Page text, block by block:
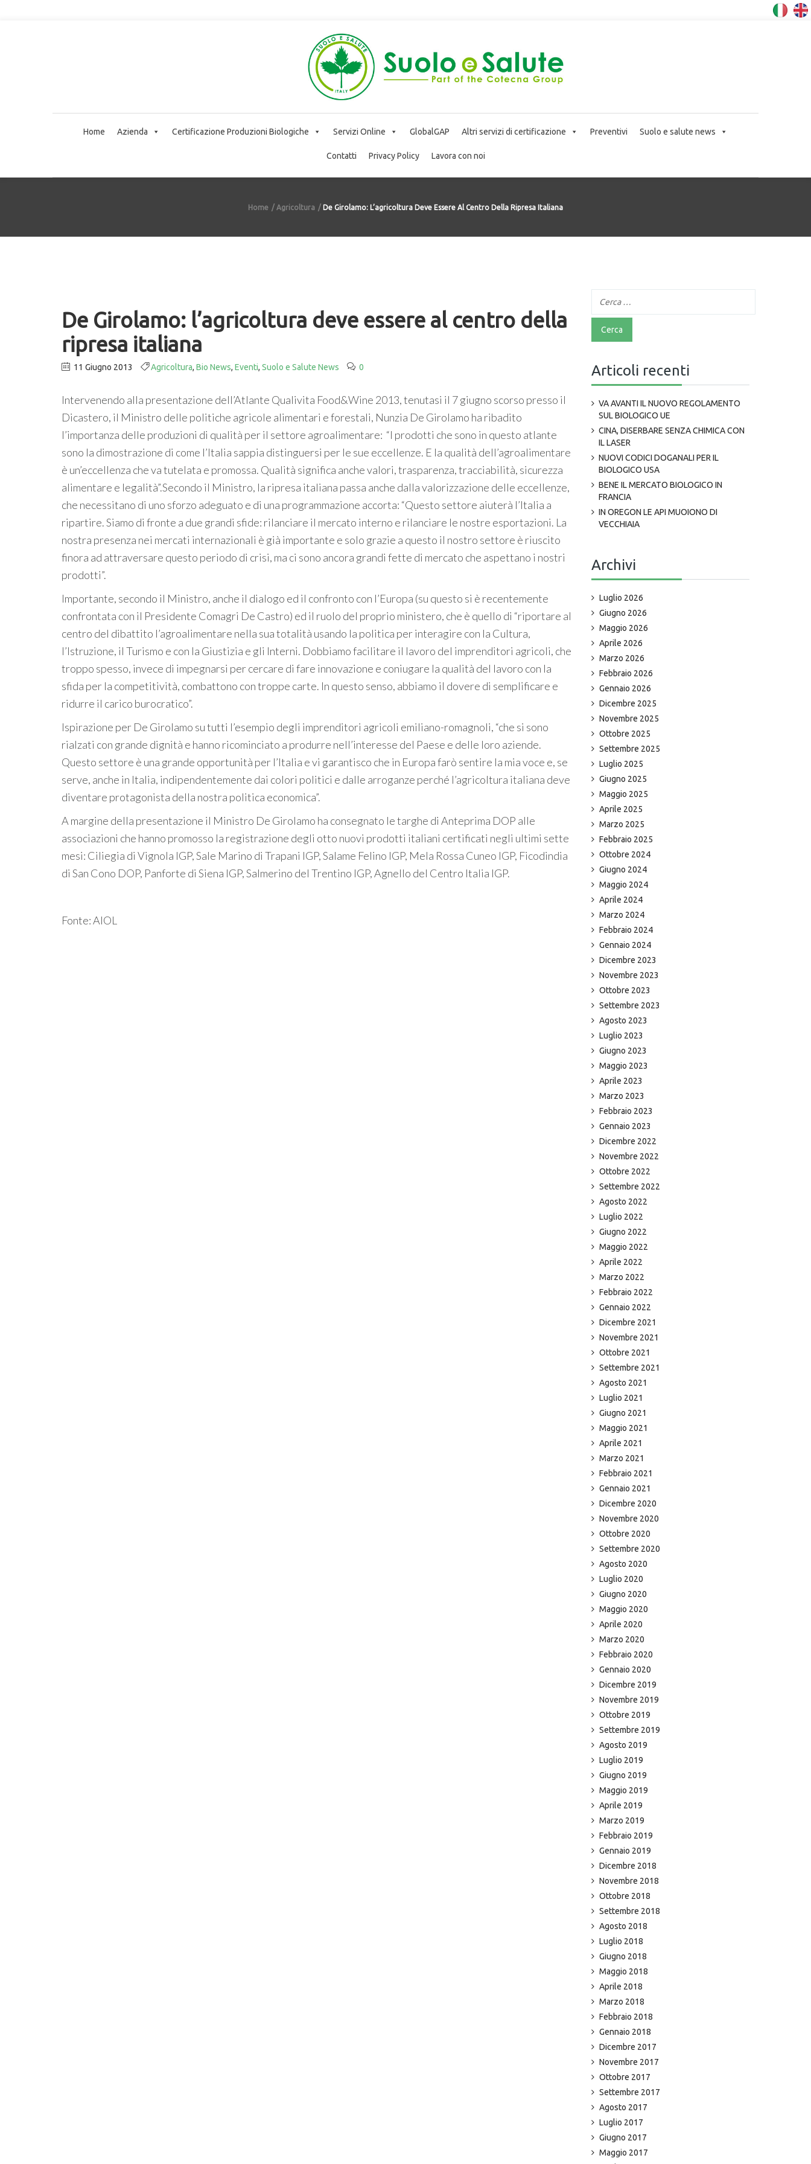
Home Azienda Certificazione Produzioni Biologiche Servizi Online GlobalGAP Altri servizi di certificazione Preventivi Suolo e salute news
Contatti Privacy Policy Lavora con noi
Home Agricoltura De Girolamo: L’agricoltura Deve Essere Al Centro Della Ripresa Italiana
De Girolamo: l’agricoltura deve essere al centro della
ripresa italiana
11 Giugno 2013 Agricoltura, Bio News, Eventi, Suolo e Salute News 0
Intervenendo alla presentazione dell’Atlante Qualivita Food&Wine 2013, tenutasi il 7 giugno scorso presso il
Dicastero, il Ministro delle politiche agricole alimentari e forestali, Nunzia De Girolamo ha ribadito
l’importanza delle produzioni di qualità per il settore agroalimentare: “I prodotti che sono in questo atlante
sono la dimostrazione di come l’Italia sappia distinguersi per le sue eccellenze. E la qualità dell’agroalimentare
è un’eccellenza che va tutelata e promossa. Qualità significa anche valori, trasparenza, tracciabilità, sicurezza
alimentare e legalità”.Secondo il Ministro, la ripresa italiana passa anche dalla valorizzazione delle eccellenze,
che necessitano di uno sforzo adeguato e di una programmazione accorta: “Questo settore aiuterà l’Italia a
ripartire. Siamo di fronte a due grandi sfide: rilanciare il mercato interno e rilanciare le nostre esportazioni. La
nostra presenza nei mercati internazionali è già importante e solo grazie a questo il nostro settore è riuscito
finora ad attraversare questo periodo di crisi, ma ci sono ancora grandi fette di mercato che aspettano i nostri
prodotti”.
Importante, secondo il Ministro, anche il dialogo ed il confronto con l’Europa (su questo si è recentemente
confrontata con il Presidente Comagri De Castro) ed il ruolo del proprio ministero, che è quello di “riportare al
centro del dibattito l’agroalimentare nella sua totalità usando la politica per interagire con la Cultura,
l’Istruzione, il Turismo e con la Giustizia e gli Interni. Dobbiamo facilitare il lavoro del imprenditori agricoli, che
troppo spesso, invece di impegnarsi per cercare di fare innovazione e coniugare la qualità del lavoro con la
sfida per la competitività, combattono con troppe carte. In questo senso, abbiamo il dovere di semplificare e
ridurre il carico burocratico”.
Ispirazione per De Girolamo su tutti l’esempio degli imprenditori agricoli emiliano-romagnoli, “che si sono
rialzati con grande dignità e hanno ricominciato a produrre nell’interesse del Paese e delle loro aziende.
Questo settore è una grande opportunità per l’Italia e vi garantisco che in Europa farò sentire la mia voce e, se
serve, anche in Italia, indipendentemente dai colori politici e dalle arroganze perché l’agricoltura italiana deve
diventare protagonista della nostra politica economica”.
A margine della presentazione il Ministro De Girolamo ha consegnato le targhe di Anteprima DOP alle
associazioni che hanno promosso la registrazione degli otto nuovi prodotti italiani certificati negli ultimi sette
mesi: Ciliegia di Vignola IGP, Sale Marino di Trapani IGP, Salame Felino IGP, Mela Rossa Cuneo IGP, Ficodindia
di San Cono DOP, Panforte di Siena IGP, Salmerino del Trentino IGP, Agnello del Centro Italia IGP.
Fonte: AIOL
Articoli recenti
VA AVANTI IL NUOVO REGOLAMENTO
SUL BIOLOGICO UE
CINA, DISERBARE SENZA CHIMICA CON
IL LASER
NUOVI CODICI DOGANALI PER IL
BIOLOGICO USA
BENE IL MERCATO BIOLOGICO IN
FRANCIA
IN OREGON LE API MUOIONO DI
VECCHIAIA
Archivi
Luglio 2026
Giugno 2026
Maggio 2026
Aprile 2026
Marzo 2026
Febbraio 2026
Gennaio 2026
Dicembre 2025
Novembre 2025
Ottobre 2025
Settembre 2025
Luglio 2025
Giugno 2025
Maggio 2025
Aprile 2025
Marzo 2025
Febbraio 2025
Ottobre 2024
Giugno 2024
Maggio 2024
Aprile 2024
Marzo 2024
Febbraio 2024
Gennaio 2024
Dicembre 2023
Novembre 2023
Ottobre 2023
Settembre 2023
Agosto 2023
Luglio 2023
Giugno 2023
Maggio 2023
Aprile 2023
Marzo 2023
Febbraio 2023
Gennaio 2023
Dicembre 2022
Novembre 2022
Ottobre 2022
Settembre 2022
Agosto 2022
Luglio 2022
Giugno 2022
Maggio 2022
Aprile 2022
Marzo 2022
Febbraio 2022
Gennaio 2022
Dicembre 2021
Novembre 2021
Ottobre 2021
Settembre 2021
Agosto 2021
Luglio 2021
Giugno 2021
Maggio 2021
Aprile 2021
Marzo 2021
Febbraio 2021
Gennaio 2021
Dicembre 2020
Novembre 2020
Ottobre 2020
Settembre 2020
Agosto 2020
Luglio 2020
Giugno 2020
Maggio 2020
Aprile 2020
Marzo 2020
Febbraio 2020
Gennaio 2020
Dicembre 2019
Novembre 2019
Ottobre 2019
Settembre 2019
Agosto 2019
Luglio 2019
Giugno 2019
Maggio 2019
Aprile 2019
Marzo 2019
Febbraio 2019
Gennaio 2019
Dicembre 2018
Novembre 2018
Ottobre 2018
Settembre 2018
Agosto 2018
Luglio 2018
Giugno 2018
Maggio 2018
Aprile 2018
Marzo 2018
Febbraio 2018
Gennaio 2018
Dicembre 2017
Novembre 2017
Ottobre 2017
Settembre 2017
Agosto 2017
Luglio 2017
Giugno 2017
Maggio 2017